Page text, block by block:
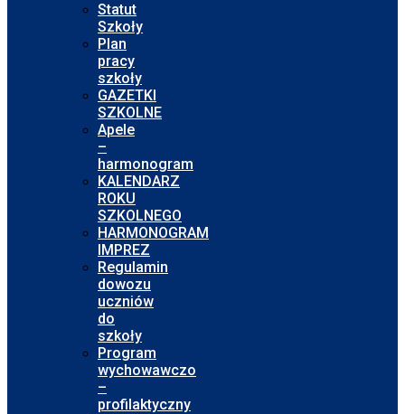
Statut
Szkoły
Plan
pracy
szkoły
GAZETKI
SZKOLNE
Apele
–
harmonogram
KALENDARZ
ROKU
SZKOLNEGO
HARMONOGRAM
IMPREZ
Regulamin
dowozu
uczniów
do
szkoły
Program
wychowawczo
–
profilaktyczny